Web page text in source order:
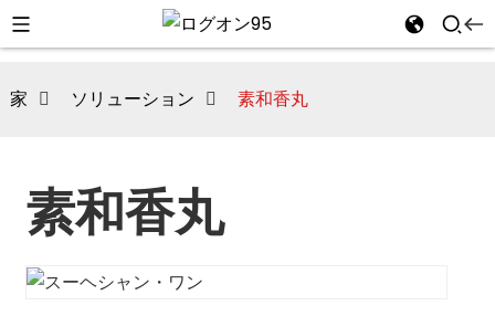
家 ソリューション 素和香丸
素和香丸